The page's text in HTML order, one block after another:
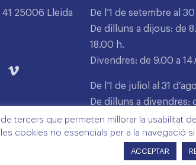
41 25006 Lleida
De l’1 de setembre al
De dilluns a dijous: de
18.00 h.
Divendres: de 9.00 a
De l’1 de juliol al 31
De dilluns a divendres:
15.00 h.
tercers que permeten millorar la usabilitat
les cookies no essencials per a la
ACCEPTAR